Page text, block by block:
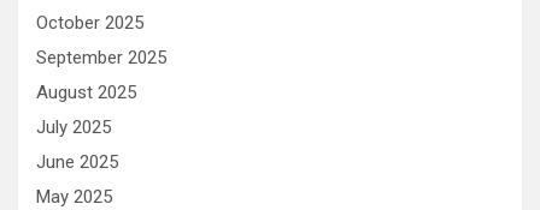
October 2025
September 2025
August 2025
July 2025
June 2025
May 2025